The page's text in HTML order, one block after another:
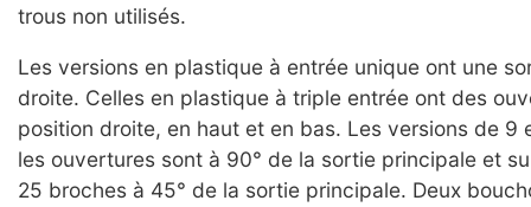
trous non utilisés.
Les versions en plastique à entrée unique ont une
droite. Celles en plastique à triple entrée ont des
position droite, en haut et en bas. Les versions de 9
les ouvertures sont à 90° de la sortie principale et
25 broches à 45° de la sortie principale. Deux